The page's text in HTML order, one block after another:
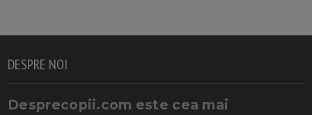
DESPRE NOI
Desprecopii.com este cea mai